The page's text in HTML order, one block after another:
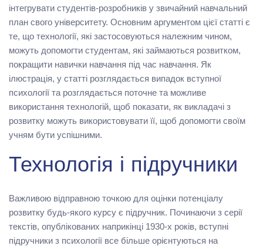
інтегрувати студентів-розробників у звичайний навчальний
план свого університету. Основним аргументом цієї статті є
те, що технології, які застосовуються належним чином,
можуть допомогти студентам, які займаються розвитком,
покращити навички навчання під час навчання. Як
ілюстрація, у статті розглядається випадок вступної
психології та розглядається поточне та можливе
використання технологій, щоб показати, як викладачі з
розвитку можуть використовувати її, щоб допомогти своїм
учням бути успішними.
Технологія і підручники
Важливою відправною точкою для оцінки потенціалу
розвитку будь-якого курсу є підручник. Починаючи з серії
текстів, опублікованих наприкінці 1930-х років, вступні
підручники з психології все більше орієнтуються на